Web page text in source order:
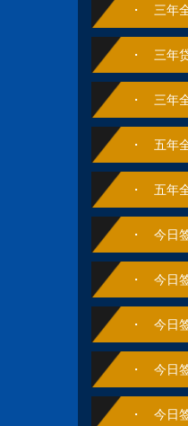
三年
三年
三年
五年
五年
今日
今日
今日
今日